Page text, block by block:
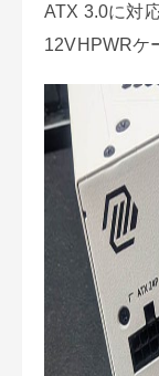
ATX 3.0に対
12VHPWRケ